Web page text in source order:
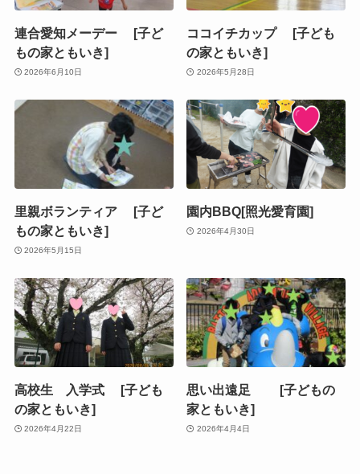
連合愛知メーデー [子ど
もの家ともいき]
2026年6月10日
ココイチカップ [子ども
の家ともいき]
2026年5月28日
里親ボランティア [子ど
もの家ともいき]
2026年5月15日
園内BBQ[照光愛育園]
2026年4月30日
高校生 入学式 [子ども
の家ともいき]
2026年4月22日
思い出遠足 [子どもの
家ともいき]
2026年4月4日